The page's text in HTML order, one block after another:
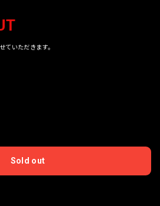
いただきます。
Sold out